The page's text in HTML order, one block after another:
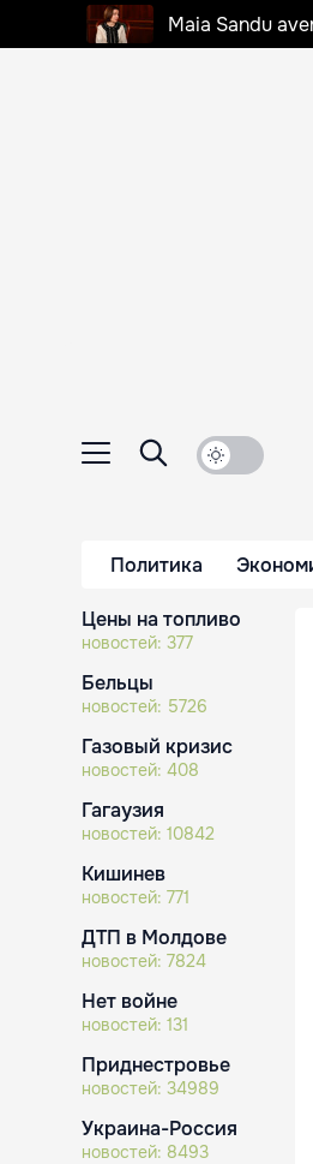
Maia Sandu
Политика
Цены на топливо
новостей: 377
Бельцы
новостей: 5726
Газовый кризис
новостей: 408
Гагаузия
новостей: 10842
Кишинев
новостей: 771
ДТП в Молдове
новостей: 7824
Нет войне
новостей: 131
Приднестровье
новостей: 34989
Украина-Россия
новостей: 8493